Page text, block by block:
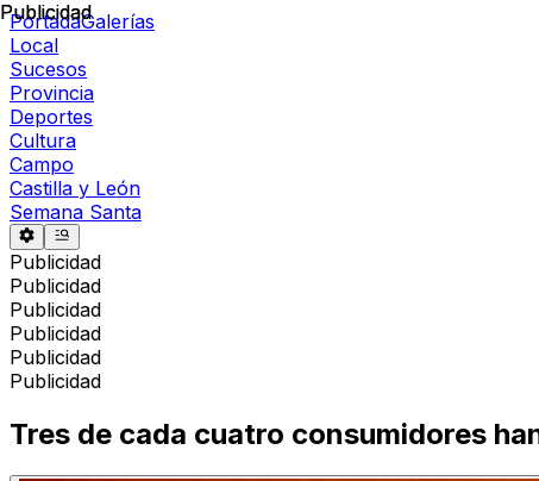
PortadaGalerías
Local
Sucesos
Provincia
Deportes
Cultura
Campo
Castilla y León
Semana Santa
Publicidad
Publicidad
Publicidad
Publicidad
Publicidad
Publicidad
Publicidad
Tres de cada cuatro consumidores
Publicidad